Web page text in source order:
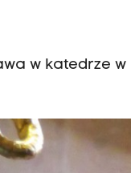
w katedrze